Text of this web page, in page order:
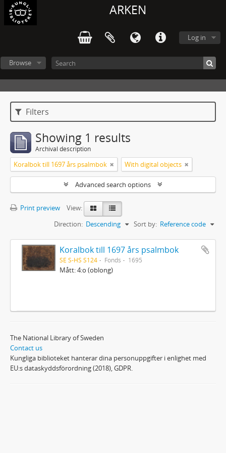
ARKEN
Log in
Browse
Filters
Showing 1 results
Archival description
Koralbok till 1697 års psalmbok With digital objects
Advanced search options
Print preview
View:
Sort by: Reference code
Direction: Descending
Koralbok till 1697 års psalmbok
SE S-HS S124 Fonds 1695
Mått: 4:o (oblong)
The National Library of Sweden
Contact us
Kungliga biblioteket hanterar dina personuppgifter i enlighet med
EU:s dataskyddsförordning (2018), GDPR.